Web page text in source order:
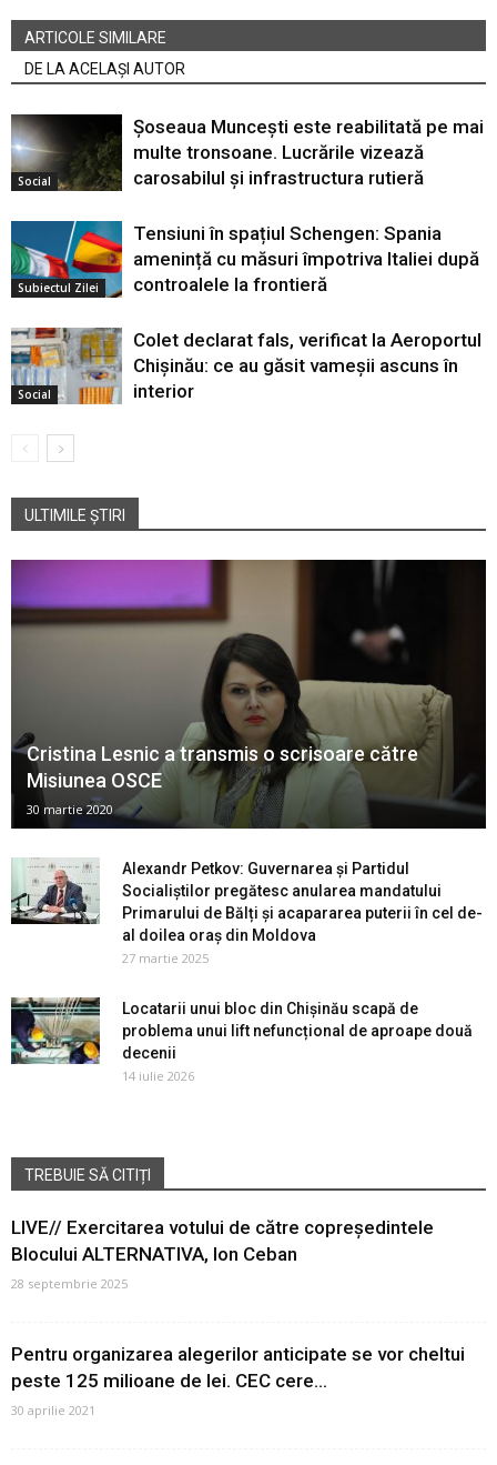
ARTICOLE SIMILARE
DE LA ACELAȘI AUTOR
Social
Șoseaua Muncești este reabilitată pe mai
multe tronsoane. Lucrările vizează
carosabilul și infrastructura rutieră
Subiectul Zilei
Tensiuni în spațiul Schengen: Spania
amenință cu măsuri împotriva Italiei după
controalele la frontieră
Social
Colet declarat fals, verificat la Aeroportul
Chișinău: ce au găsit vameșii ascuns în
interior
ULTIMILE ȘTIRI
Cristina Lesnic a transmis o scrisoare către
Misiunea OSCE
30 martie 2020
Alexandr Petkov: Guvernarea și Partidul
Socialiștilor pregătesc anularea mandatului
Primarului de Bălți și acapararea puterii în cel de-
al doilea oraș din Moldova
27 martie 2025
Locatarii unui bloc din Chișinău scapă de
problema unui lift nefuncțional de aproape două
decenii
14 iulie 2026
TREBUIE SĂ CITIȚI
LIVE// Exercitarea votului de către copreședintele
Blocului ALTERNATIVA, Ion Ceban
28 septembrie 2025
Pentru organizarea alegerilor anticipate se vor cheltui
peste 125 milioane de lei. CEC cere...
30 aprilie 2021